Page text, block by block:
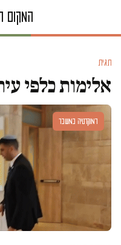
תגית
אלימות כלפי
דמוקרטיה במשבר